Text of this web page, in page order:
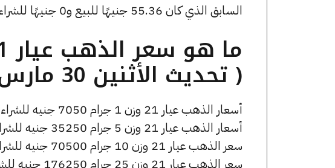
السابق الذي كان 55.36 جنيهًا للبيع و0 جنيهًا للشراء.
( تحديث الأثنين 30 مارس الساعة 3:55 مساءً )
أسعار الذهب عيار 21 وزن 1 جرام 7050 جنيه للشراء، وللبيع 7100 جنيه.
أسعار الذهب عيار 21 وزن 5 جرام 35250 جنيه للشراء، وللبيع 35500 جنيه.
سعر الذهب عيار 21 وزن 10 جرام 70500 جنيه للشراء، وللبيع 71000 جنيه.
سعر الذهب عيار 21 وزن 25 جرام 176250 جنيه للشراء، وللبيع 177500 جنيه.